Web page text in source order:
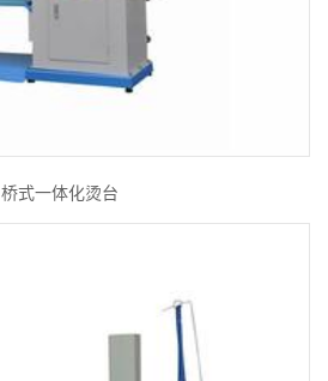
桥式一体化烫台